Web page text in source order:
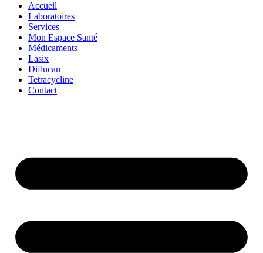
Accueil
Laboratoires
Services
Mon Espace Santé
Médicaments
Lasix
Diflucan
Tetracycline
Contact